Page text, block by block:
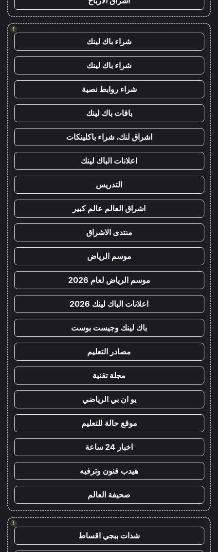
!
شراء باك لينك
شراء باك لينك
شراء روابط نصية
باقات باك لينك
اشراق لنك، شراء باكلينكات
اعلانات الباك لينك
التدريس
اشراق العالم عالم كبير
منتدى الاشراق
موسم الرياض
موسم الرياض لعام 2026
اعلانات الباك لينك 2026
باك لينك وجيست بوست
مصادر التعليم
مجلة تقنية
يو ان بي الرياضي
موقع حالة للتعليم
اخبار 24 ساعة
هيدب فنون وترفيه
صحيفة العالم
!
شدات ببجي اقساط